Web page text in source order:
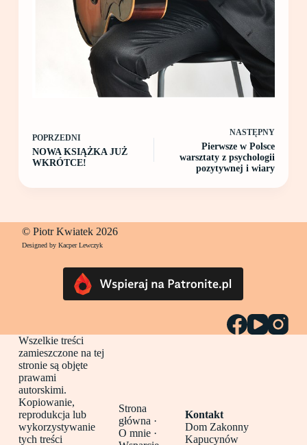
POPRZEDNI
NOWA KSIĄŻKA JUŻ
WKRÓTCE!
NASTĘPNY
Pierwsze w Polsce
warsztaty z psychologii
pozytywnej i wiary
© Piotr Kwiatek 2026
Designed by Kacper Lewczyk
Wszelkie treści
zamieszczone na tej
stronie są objęte
prawami
autorskimi.
Kopiowanie,
reprodukcja lub
wykorzystywanie
tych treści
Strona
główna ·
O mnie ·
Kontakt
Dom Zakonny
Kapucynów